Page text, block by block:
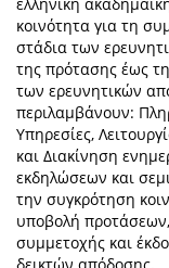
κοινότητα για τη
στάδια των
της πρότασης έως
των ερευνητικών
περιλαμβάνουν:
Υπηρεσίες,
και Διακίνηση
εκδηλώσεων και
την συγκρότηση
υποβολή
συμμετοχής και